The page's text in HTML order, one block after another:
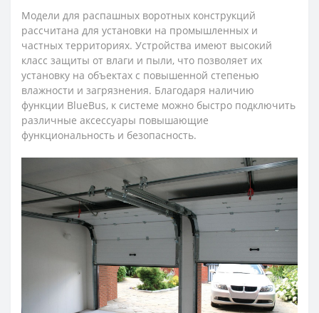
Модели для распашных воротных конструкций
рассчитана для установки на промышленных и
частных территориях. Устройства имеют высокий
класс защиты от влаги и пыли, что позволяет их
установку на объектах с повышенной степенью
влажности и загрязнения. Благодаря наличию
функции BlueBus, к системе можно быстро подключить
различные аксессуары повышающие
функциональность и безопасность.